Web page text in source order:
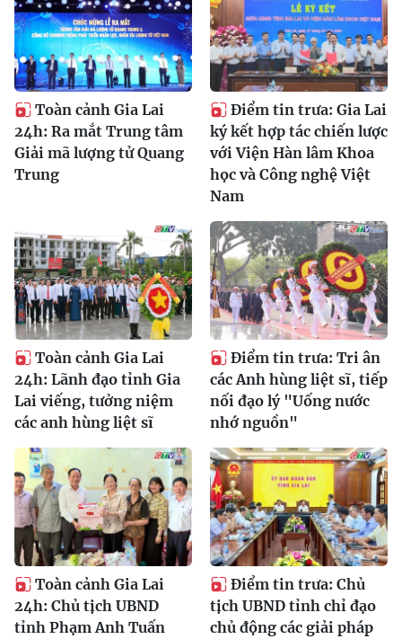
Toàn cảnh Gia Lai
24h: Ra mắt Trung tâm
Giải mã lượng tử Quang
Trung
Điểm tin trưa: Gia Lai
ký kết hợp tác chiến lược
với Viện Hàn lâm Khoa
học và Công nghệ Việt
Nam
Toàn cảnh Gia Lai
24h: Lãnh đạo tỉnh Gia
Lai viếng, tưởng niệm
các anh hùng liệt sĩ
Điểm tin trưa: Tri ân
các Anh hùng liệt sĩ, tiếp
nối đạo lý "Uống nước
nhớ nguồn"
Toàn cảnh Gia Lai
24h: Chủ tịch UBND
tỉnh Phạm Anh Tuấn
Điểm tin trưa: Chủ
tịch UBND tỉnh chỉ đạo
chủ động các giải pháp